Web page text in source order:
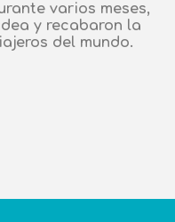
varios meses,
y recabaron la
del mundo.